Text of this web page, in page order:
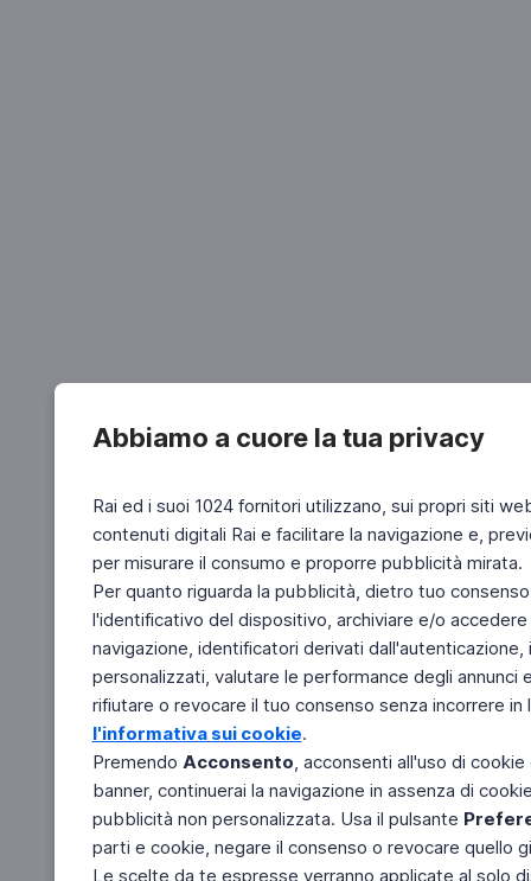
Abbiamo a cuore la tua privacy
Rai ed i suoi 1024 fornitori utilizzano, sui propri siti
contenuti digitali Rai e facilitare la navigazione e,
per misurare il consumo e proporre pubblicità mirata.
Per quanto riguarda la pubblicità, dietro tuo
l'identificativo del dispositivo, archiviare e/o
navigazione, identificatori derivati
personalizzati, valutare le performance degli
rifiutare o revocare il tuo consenso senza incorrere
l'informativa sui cookie.
Premendo Acconsento, acconsenti all'uso di
banner, continuerai la navigazione in assenza di
pubblicità non personalizzata. Usa il pulsante
parti e cookie, negare il consenso o revocare quello
Le scelte da te espresse verranno applicate al solo